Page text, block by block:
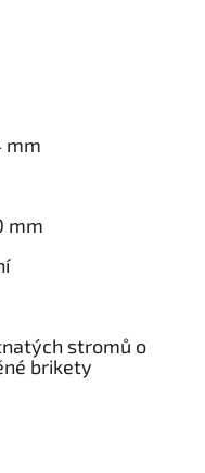
mm
mm
stromů o
brikety